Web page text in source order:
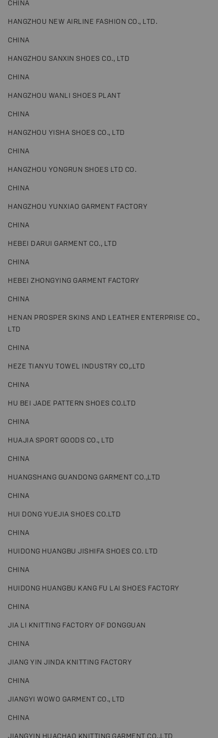
CHINA
HANGZHOU NEW AIRLINE FASHION CO., LTD.
CHINA
HANGZHOU SANXIN SHOES CO., LTD
CHINA
HANGZHOU WANLI SHOES PLANT
CHINA
HANGZHOU YISHA SHOES CO., LTD
CHINA
HANGZHOU YONGRUN SHOES LTD CO.
CHINA
HANGZHOU YUNXIAO GARMENT FACTORY
CHINA
HEBEI DARUI GARMENT CO., LTD
CHINA
HEBEI ZHONGYING GARMENT FACTORY
CHINA
HENAN PROSPER SKINS AND LEATHER ENTERPRISE CO.,
LTD
CHINA
HEZE TIANYU TOWEL INDUSTRY CO,.LTD
CHINA
HU BEI JADE PATTERN SHOES CO.LTD
CHINA
HUAJIA SPORT GOODS CO., LTD
CHINA
HUANGSHANG GUANDONG GARMENT CO.,LTD
CHINA
HUI DONG YUEJIA SHOES CO.LTD
CHINA
HUIDONG HUANGBU JISHIFA SHOES CO. LTD
CHINA
HUIDONG HUANGBU KANG FU LAI SHOES FACTORY
CHINA
JIA LI KNITTING FACTORY OF DONGGUAN
CHINA
JIANG YIN JINDA KNITTING FACTORY
CHINA
JIANGYI WOWO GARMENT CO., LTD
CHINA
JIANGYIN HUACHAO KNITTING GARMENT CO.,LTD